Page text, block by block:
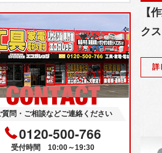
【
ク
詳
質問・ご相談などご連絡ください
0120-500-766
受付時間 10:00～19:30